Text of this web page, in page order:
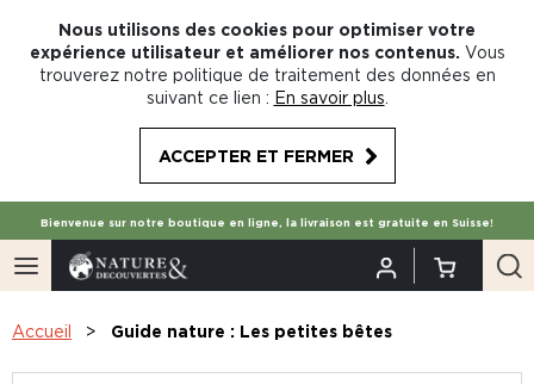
Nous utilisons des cookies pour optimiser votre
expérience utilisateur et améliorer nos contenus. Vous
trouverez notre politique de traitement des données en
suivant ce lien : En savoir plus
ACCEPTER ET FERMER
Bienvenue sur notre boutique en ligne, la livraison est gratuite en Suisse!
Accueil Guide nature : Les petites bêtes